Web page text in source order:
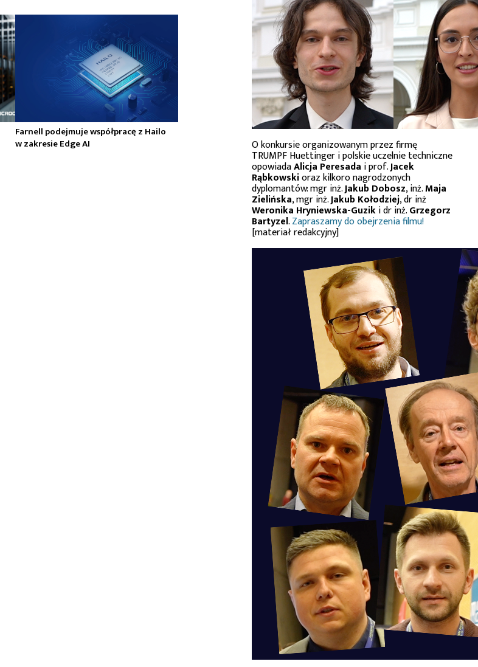
Farnell podejmuje współpracę z Hailo
w zakresie Edge AI
O konkursie organizowanym przez firmę
TRUMPF Huettinger i polskie uczelnie techniczne
opowiadaAlicja Peresada i prof.Jacek
Rąbkowskioraz kilkoro nagrodzonych
dyplomantów: mgr inż.Jakub Dobosz, inż.Maja
Zielińska, mgr inż.Jakub Kołodziej, dr inż
Weronika Hryniewska-Guziki dr inż.Grzegorz
Bartyzel.Zapraszamy do obejrzenia filmu!
[materiał redakcyjny]